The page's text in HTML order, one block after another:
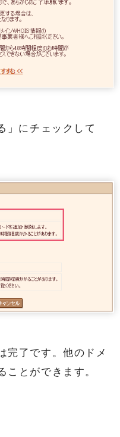
」にチェックして
完了です。他のドメ
ことができます。